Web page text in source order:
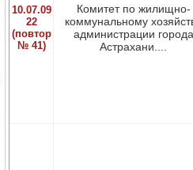
10.07.09
22
(повтор
№ 41)
Комитет по жилищно-
коммунальному
администрации города
Астрахани....